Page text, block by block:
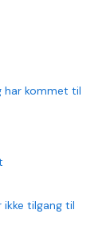
har kommet til
ikke tilgang til